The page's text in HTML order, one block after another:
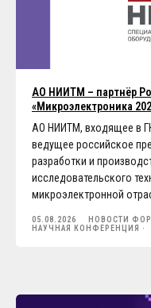
АО НИИТМ – партнёр
«Микроэлектроника
АО НИИТМ, входящее в ГК
ведущее российское
разработки и
исследовательского
микроэлектронной
05.08.2026 НОВОСТИ
НАУЧНАЯ КОНФЕРЕНЦИЯ